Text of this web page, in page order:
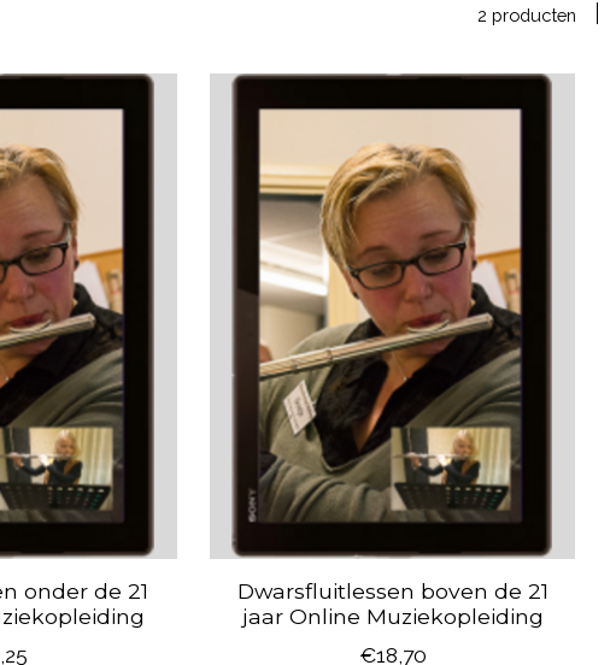
2 producten
onder de 21
Dwarsfluitlessen boven de 21
jaar Online Muziekopleiding
€18,70